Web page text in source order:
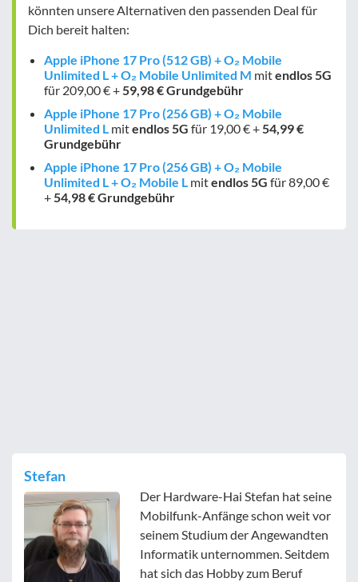
könnten unsere Alternativen den passenden Deal für
Dich bereit halten:
Apple iPhone 17 Pro (512 GB) + O₂ Mobile
Unlimited L + O₂ Mobile Unlimited M mitendlos5G
für 209,00 € +59,98 € Grundgebühr
Apple iPhone 17 Pro (256 GB) + O₂ Mobile
Unlimited L mitendlos5G für 19,00 € +54,99 €
Grundgebühr
Apple iPhone 17 Pro (256 GB) + O₂ Mobile
Unlimited L + O₂ Mobile L mitendlos5G für 89,00 €
+54,98 € Grundgebühr
Stefan
Der Hardware-Hai Stefan hat seine
Mobilfunk-Anfänge schon weit vor
seinem Studium der Angewandten
Informatik unternommen. Seitdem
hat sich das Hobby zum Beruf